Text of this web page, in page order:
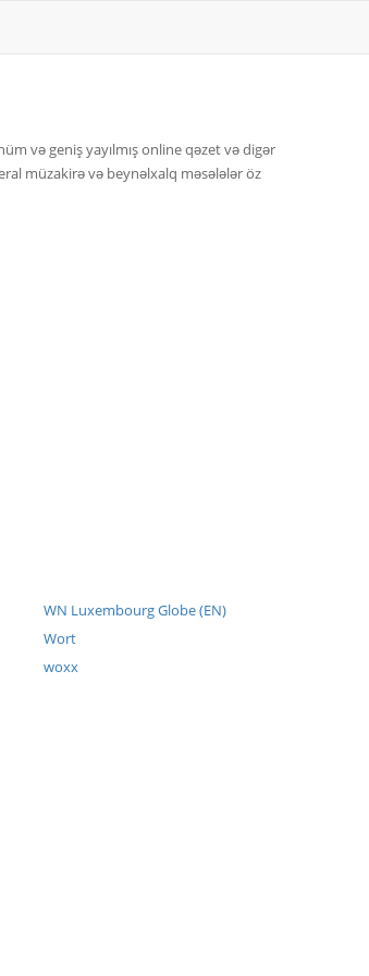
və geniş yayılmış online qəzet və digər
müzakirə və beynəlxalq məsələlər öz
WN Luxembourg Globe (EN)
Wort
woxx